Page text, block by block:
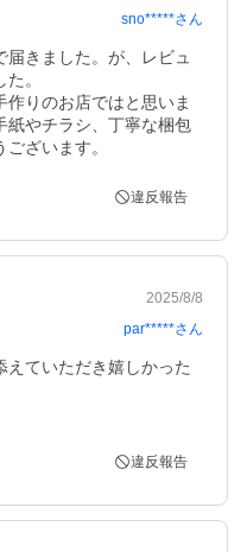
sno*****さん
きました。が、レビュ
。
作りのお店ではと思いま
紙やチラシ、丁寧な梱包
ざいます。
違反報告
2025/8/8
par*****さん
えていただき嬉しかった
違反報告